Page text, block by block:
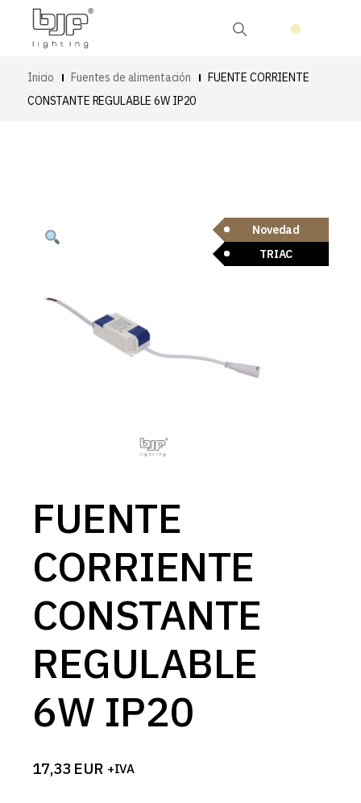
Inicio Fuentes de alimentación
FUENTE CORRIENTE
CONSTANTE REGULABLE 6W IP20
Novedad
TRIAC
FUENTE
CORRIENTE
CONSTANTE
REGULABLE
6W IP20
17,33 EUR +IVA